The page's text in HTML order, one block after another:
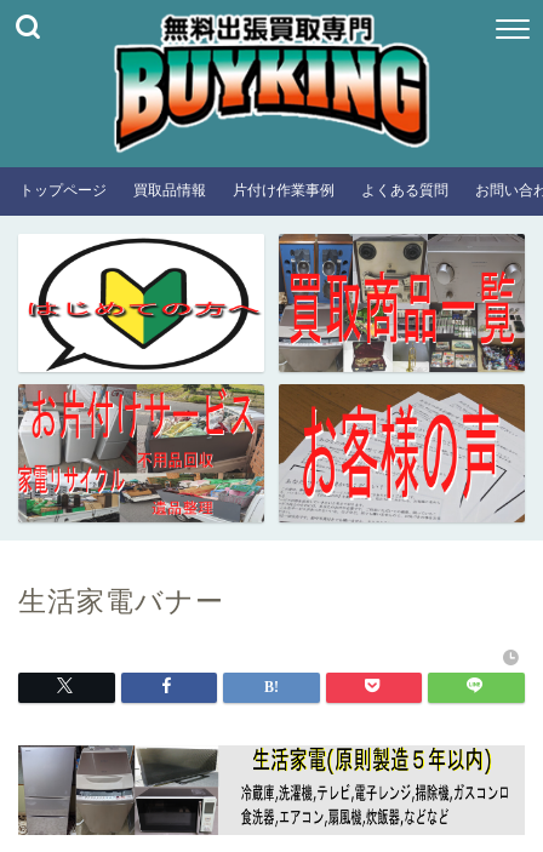
トップページ 買取品情報 片付け作業事例 よくある質問 お問い合
生活家電バナー